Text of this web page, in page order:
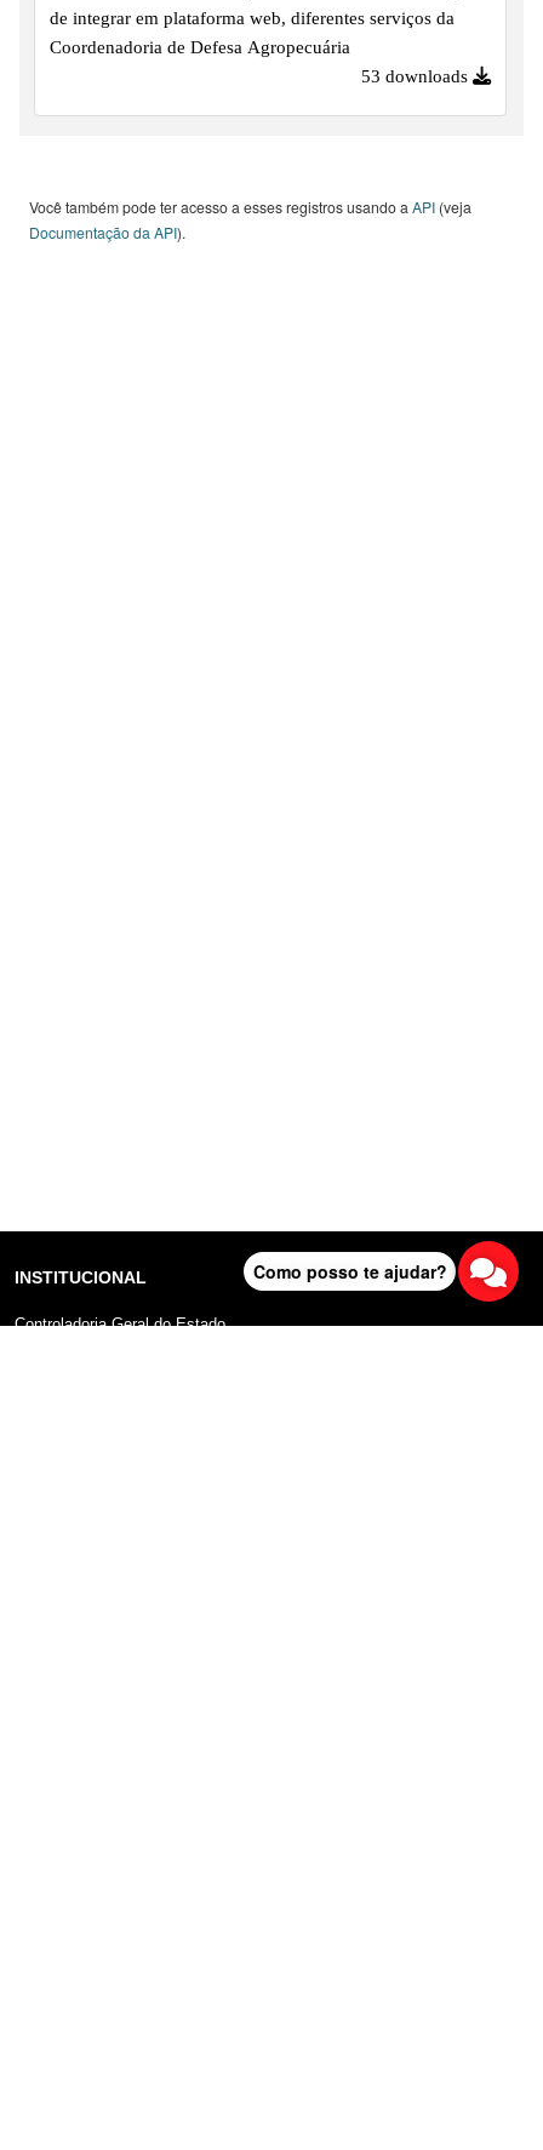
de integrar em plataforma web, diferentes serviços da
Coordenadoria de Defesa Agropecuária
53 downloads
Você também pode ter acesso a esses registros usando a API (veja
Documentação da API).
INSTITUCIONAL
Controladoria Geral do Estado
Como posso te ajudar?